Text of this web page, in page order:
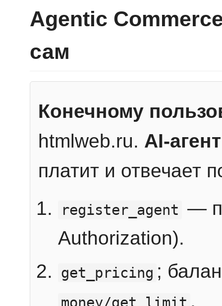
Agentic
сам
Конечному
htmlweb.ru. AI-агент
платит и отвечает
register_agent —
Authorization).
get_pricing ;
.